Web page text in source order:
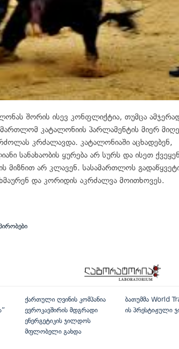
შორის ისევ კონფლიქტია, თუმცა
კატალონიის პარლამენტის მიერ
კრძალავდა. კატალონიაში
სანახაობის ყურება არ სურს და ისეთ
მიზნით არ კლავენ. სასამართლოს
და კორიდის აკრძალვა მოითხოვეს.
ქართული ღვინის კომპანია
ევროკავშირის მდგრადი
ენერგეტიკის ჯილდოს
მფლობელი გახდა
ბათუმმა World
ის პრესტიჟული